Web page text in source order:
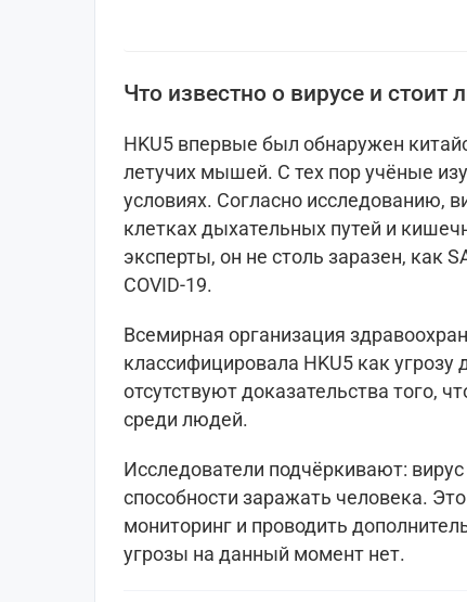
Что известно о вирусе и стоит
HKU5 впервые был обнаружен
летучих мышей. С тех пор учёные
условиях. Согласно исследованию,
клетках дыхательных путей и
эксперты, он не столь заразен, как
COVID-19.
Всемирная организация
классифицировала HKU5 как
отсутствуют доказательства того,
среди людей.
Исследователи подчёркивают:
способности заражать человека.
мониторинг и проводить
угрозы на данный момент нет.